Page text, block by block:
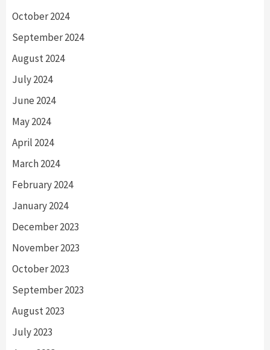
October 2024
September 2024
August 2024
July 2024
June 2024
May 2024
April 2024
March 2024
February 2024
January 2024
December 2023
November 2023
October 2023
September 2023
August 2023
July 2023